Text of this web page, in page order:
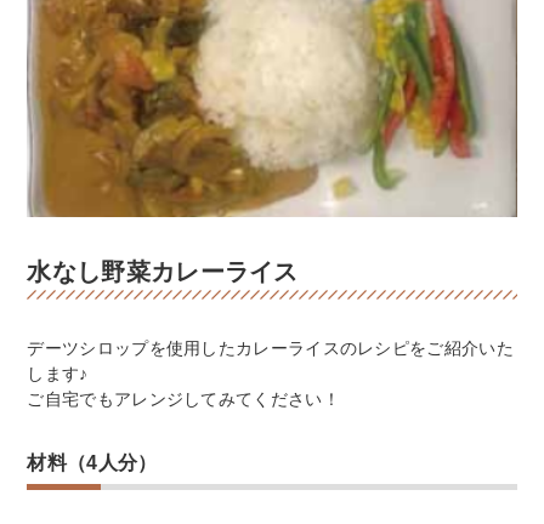
水なし野菜カレーライス
デーツシロップを使用したカレーライスのレシピをご紹介いた
します♪
ご自宅でもアレンジしてみてください！
材料（4人分）